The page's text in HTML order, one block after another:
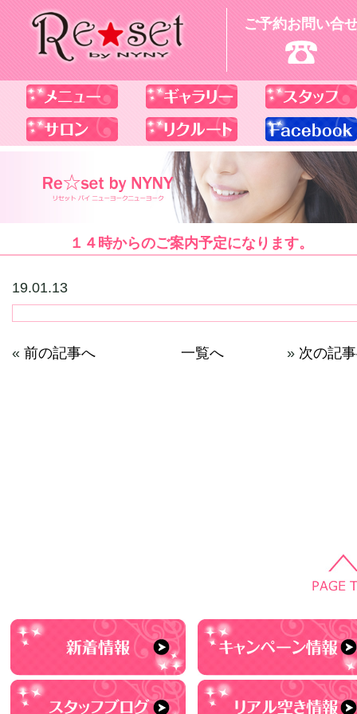
ご予約お問い合
１４時からのご案内予定になります。
19.01.13
« 前の記事へ 一覧へ » 次の記